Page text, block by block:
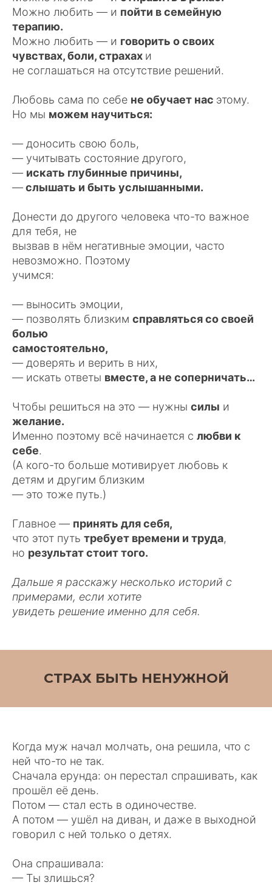
Можно любить — и пойти в семейную
терапию.
Можно любить — и говорить о своих
чувствах, боли, страхах и
не соглашаться на отсутствие решений.
Любовь сама по себе не обучает нас этому.
Но мы можем научиться:
— доносить свою боль,
— учитывать состояние другого,
— искать глубинные причины,
—слышать и быть услышанными.
Донести до другого человека что-то важное
для тебя, не
вызвав в нём негативные эмоции, часто
невозможно. Поэтому
учимся:
— выносить эмоции,
— позволять близким справляться со своей
болью
самостоятельно,
— доверять и верить в них,
— искать ответы вместе, а не соперничать…
Чтобы решиться на это — нужны силы и
желание.
Именно поэтому всё начинается с любви к
себе.
(А кого-то больше мотивирует любовь к
детям и другим близким
— это тоже путь.)
Главное — принять для себя,
что этот путь требует времени и труда,
но результат стоит того.
Дальше я расскажу несколько историй с
примерами, если хотите
увидеть решение именно для себя.
СТРАХ БЫТЬ НЕНУЖНОЙ
Когда муж начал молчать, она решила, что с
ней что-то не так.
Сначала ерунда: он перестал спрашивать, как
прошёл её день.
Потом — стал есть в одиночестве.
А потом — ушёл на диван, и даже в выходной
говорил с ней только о детях.
Она спрашивала:
— Ты злишься?